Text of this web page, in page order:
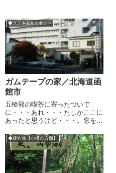
◆ステキ&珍スポット
ガムテープの家／北海道函
館市
五稜郭の喫茶に寄ったついで
に・・・あれ・・・たしかここに
あったと思うけど・・・。窓をガ
ンな家が。携帯から現在地のスト
リートビューをみると場所はやは
りここだけど、どうやら更地にな
ったようだ。(近所の人の話では
火事...
◆建造物【小樽市方面】